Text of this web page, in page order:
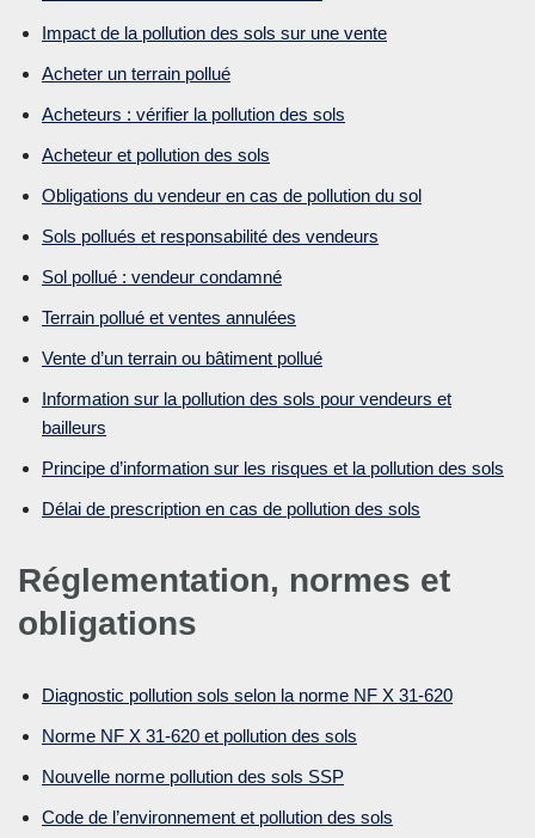
Impact de la pollution des sols sur une vente
Acheter un terrain pollué
Acheteurs : vérifier la pollution des sols
Acheteur et pollution des sols
Obligations du vendeur en cas de pollution du sol
Sols pollués et responsabilité des vendeurs
Sol pollué : vendeur condamné
Terrain pollué et ventes annulées
Vente d’un terrain ou bâtiment pollué
Information sur la pollution des sols pour vendeurs et
bailleurs
Principe d’information sur les risques et la pollution des sols
Délai de prescription en cas de pollution des sols
Réglementation, normes et
obligations
Diagnostic pollution sols selon la norme NF X 31-620
Norme NF X 31-620 et pollution des sols
Nouvelle norme pollution des sols SSP
Code de l’environnement et pollution des sols